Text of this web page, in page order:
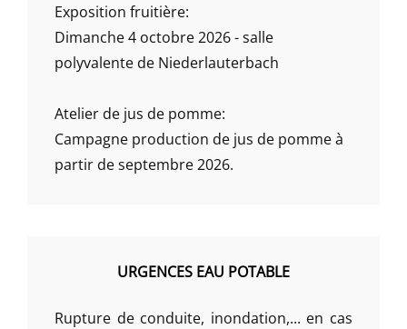
Exposition fruitière:
Dimanche 4 octobre 2026 - salle
polyvalente de Niederlauterbach
Atelier de jus de pomme:
Campagne production de jus de pomme à
partir de septembre 2026.
URGENCES EAU POTABLE
Rupture de conduite, inondation,... en cas